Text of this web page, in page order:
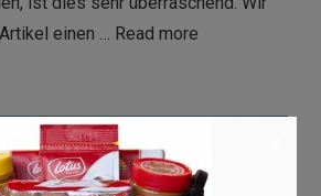
einen … Read more